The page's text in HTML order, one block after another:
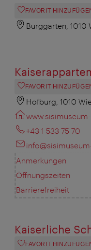
FAVORIT
Burggarten, 1010
FAVORIT
Hofburg, 1010
+43 1 533 75 70
Anmerkungen
Öffnungszeiten
Barrierefreiheit
Kaiserliche
FAVORIT